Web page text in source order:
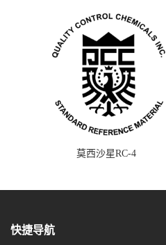
莫西沙星RC-4
快捷导航